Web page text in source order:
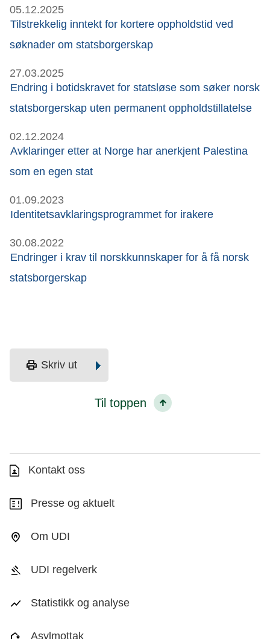
05.12.2025
Tilstrekkelig inntekt for kortere oppholdstid ved
søknader om statsborgerskap
27.03.2025
Endring i botidskravet for statsløse som søker norsk
statsborgerskap uten permanent oppholdstillatelse
02.12.2024
Avklaringer etter at Norge har anerkjent Palestina
som en egen stat
01.09.2023
Identitetsavklaringsprogrammet for irakere
30.08.2022
Endringer i krav til norskkunnskaper for å få norsk
statsborgerskap
print Skriv ut
Til toppen
Kontakt oss
Presse og aktuelt
Om UDI
UDI regelverk
Statistikk og analyse
Asylmottak